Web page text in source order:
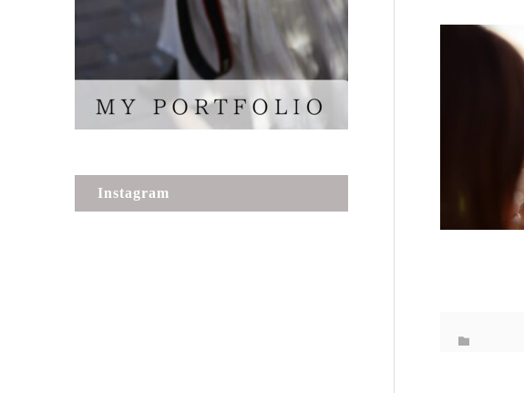
Instagram